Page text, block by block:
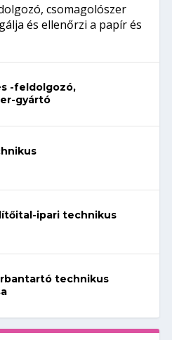
csomagolószer
és ellenőrzi a papír és
-feldolgozó,
gyártó
ipari technikus
technikus